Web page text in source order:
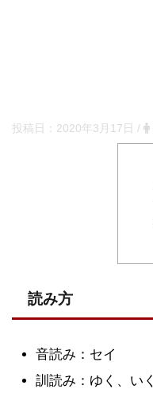
投稿日： 2020年3月17日 /
読み方
音読み：セイ
訓読み：ゆく、いく